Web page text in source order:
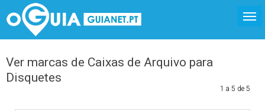
Ver marcas de Caixas de Arquivo para
Disquetes
1 a 5 de 5